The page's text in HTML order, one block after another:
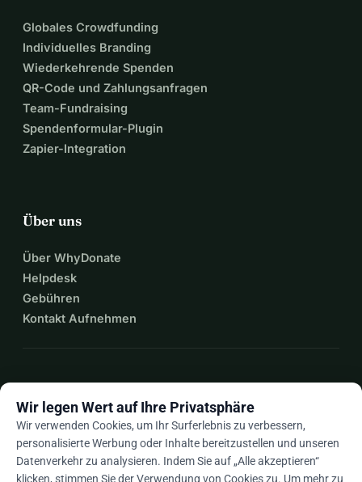
Globales Crowdfunding
Individuelles Branding
Wiederkehrende Spenden
QR-Code und Zahlungsanfragen
Team-Fundraising
Spendenformular-Plugin
Zapier-Integration
Über uns
Über WhyDonate
Helpdesk
Gebühren
Kontakt Aufnehmen
Dearrow_drop_down
Wir legen Wert auf Ihre Privatsphäre
Wir verwenden Cookies, um Ihr Surferlebnis zu verbessern,
personalisierte Werbung oder Inhalte bereitzustellen und unseren
Datenverkehr zu analysieren. Indem Sie auf „Alle akzeptieren“
klicken, stimmen Sie der Verwendung von Cookies zu. Um mehr zu